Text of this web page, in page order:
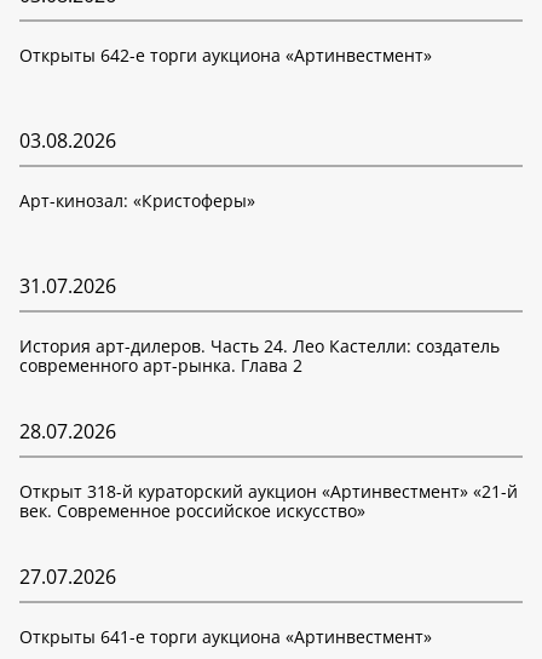
Открыты 642-е торги аукциона «Артинвестмент»
03.08.2026
Арт-кинозал: «Кристоферы»
31.07.2026
История арт-дилеров. Часть 24. Лео Кастелли: создатель
современного арт-рынка. Глава 2
28.07.2026
Открыт 318-й кураторский аукцион «Артинвестмент» «21-й
век. Современное российское искусство»
27.07.2026
Открыты 641-е торги аукциона «Артинвестмент»